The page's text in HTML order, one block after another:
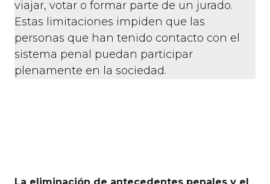
viajar, votar o formar parte de un jurado.
Estas limitaciones impiden que las
personas que han tenido contacto con el
sistema penal puedan participar
plenamente en la sociedad.
La eliminación de antecedentes penales y el